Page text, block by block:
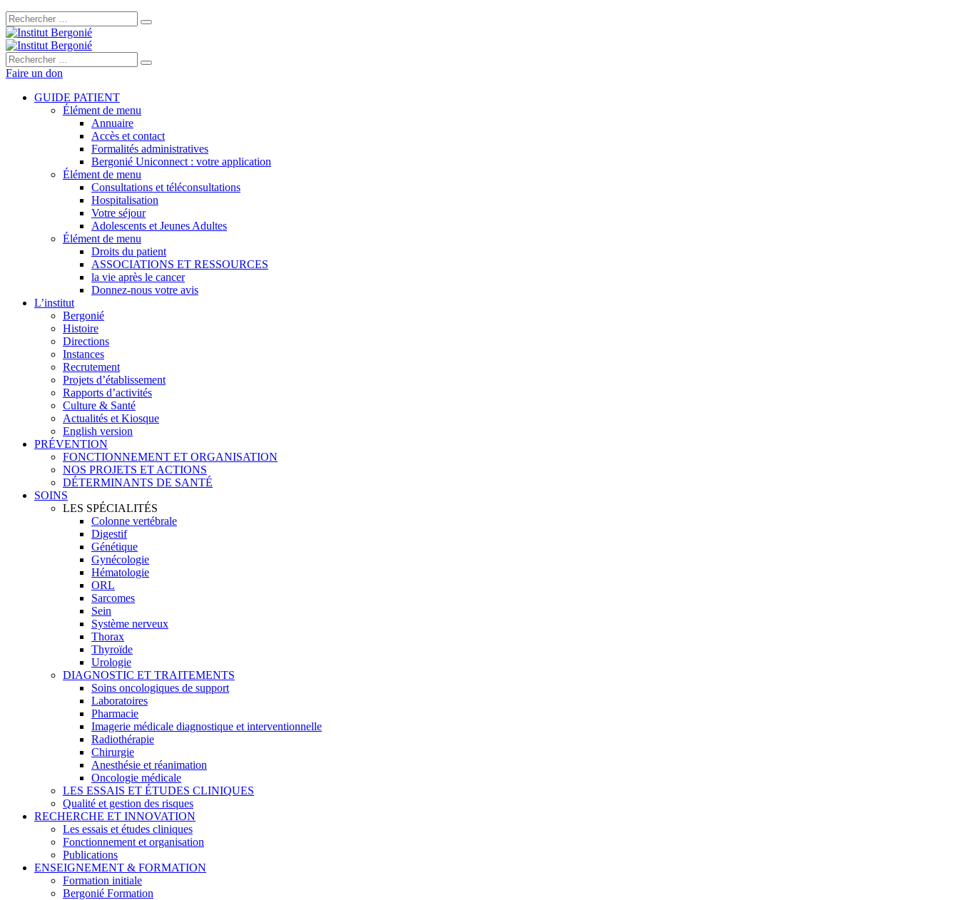
Rechercher :
Rechercher :
Faire un don
GUIDE PATIENT
Élément de menu
Annuaire
Accès et contact
Formalités administratives
Bergonié Uniconnect : votre application
Élément de menu
Consultations et téléconsultations
Hospitalisation
Votre séjour
Adolescents et Jeunes Adultes
Élément de menu
Droits du patient
ASSOCIATIONS ET RESSOURCES
la vie après le cancer
Donnez-nous votre avis
L’institut
Bergonié
Histoire
Directions
Instances
Recrutement
Projets d’établissement
Rapports d’activités
Culture & Santé
Actualités et Kiosque
English version
PRÉVENTION
FONCTIONNEMENT ET ORGANISATION
NOS PROJETS ET ACTIONS
DÉTERMINANTS DE SANTÉ
SOINS
LES SPÉCIALITÉS
Colonne vertébrale
Digestif
Génétique
Gynécologie
Hématologie
ORL
Sarcomes
Sein
Système nerveux
Thorax
Thyroïde
Urologie
DIAGNOSTIC ET TRAITEMENTS
Soins oncologiques de support
Laboratoires
Pharmacie
Imagerie médicale diagnostique et interventionnelle
Radiothérapie
Chirurgie
Anesthésie et réanimation
Oncologie médicale
LES ESSAIS ET ÉTUDES CLINIQUES
Qualité et gestion des risques
RECHERCHE ET INNOVATION
Les essais et études cliniques
Fonctionnement et organisation
Publications
ENSEIGNEMENT & FORMATION
Formation initiale
Bergonié Formation